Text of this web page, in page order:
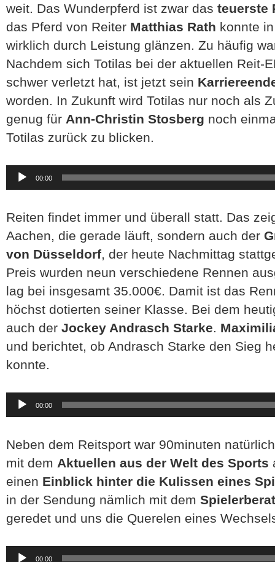
weit. Das Wunderpferd ist zwar das teuerste
das Pferd von Reiter Matthias Rath konnte
wirklich durch Leistung glänzen. Zu häufig
Nachdem sich Totilas bei der aktuellen Reit-
schwer verletzt hat, ist jetzt sein
worden. In Zukunft wird Totilas nur noch als
genug für Ann-Christin Stosberg noch
Totilas zurück zu blicken.
Audio-
Player
00:00
Reiten findet immer und überall statt. Das
Aachen, die gerade läuft, sondern auch der
von Düsseldorf, der heute Nachmittag
Preis wurden neun verschiedene Rennen
lag bei insgesamt 35.000€. Damit ist das
höchst dotierten seiner Klasse. Bei dem
auch der Jockey Andrasch Starke.
und berichtet, ob Andrasch Starke den Sieg
konnte.
Audio-
Player
00:00
Neben dem Reitsport war 90minuten
mit dem Aktuellen aus der Welt des Sports
einen Einblick hinter die Kulissen eines
in der Sendung nämlich mit dem
geredet und uns die Querelen eines
Audio-
00:00